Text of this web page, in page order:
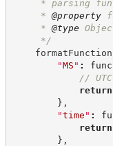
* parsing
* @property
* @type
*/
"MS " :
//
return
} ,
"time " :
return
} ,